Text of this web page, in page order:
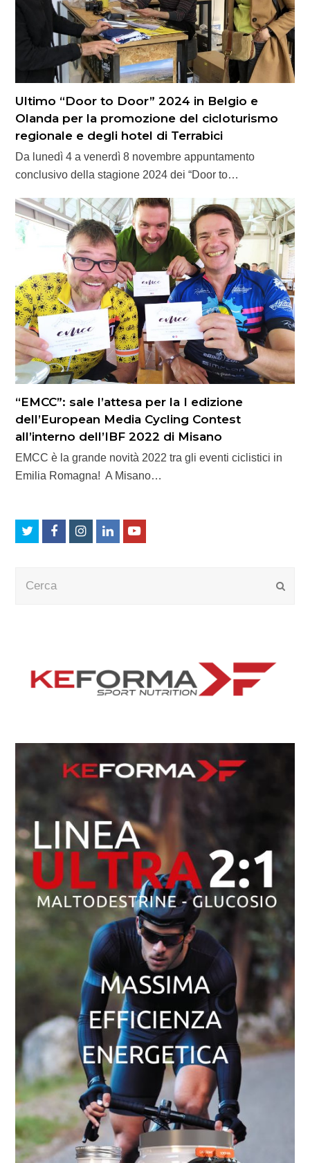
Ultimo “Door to Door” 2024 in Belgio e
Olanda per la promozione del cicloturismo
regionale e degli hotel di Terrabici
Da lunedì 4 a venerdì 8 novembre appuntamento
conclusivo della stagione 2024 dei “Door to…
“EMCC”: sale l’attesa per la I edizione
dell’European Media Cycling Contest
all’interno dell’IBF 2022 di Misano
EMCC è la grande novità 2022 tra gli eventi ciclistici in
Emilia Romagna! A Misano…
TwitterFacebookInstagram
LinkedInYoutube